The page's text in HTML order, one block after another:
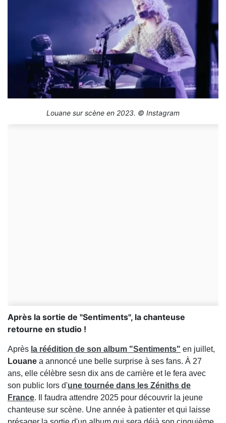
Louane sur scène en 2023. © Instagram
Après la sortie de "Sentiments", la chanteuse
retourne en studio !
Après la réédition de son album "Sentiments" en juillet,
Louane a annoncé une belle surprise à ses fans. À 27
ans, elle célèbre sesn dix ans de carrière et le fera avec
son public lors d'une tournée dans les Zéniths de
France. Il faudra attendre 2025 pour découvrir la jeune
chanteuse sur scène. Une année à patienter et qui laisse